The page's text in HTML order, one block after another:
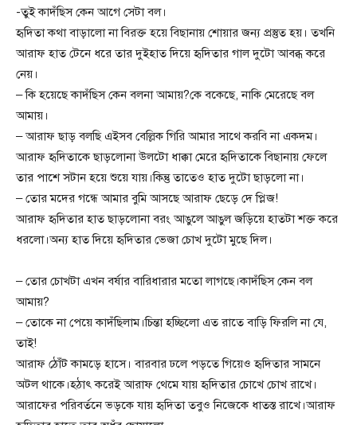
-তুই কাদঁছিস কেন আগে সেটা বল।
হৃদিতা কথা বাড়ালো না বিরক্ত হয়ে বিছানায় শোয়ার জন্য প্রস্তুত হয়। তখনি
আরাফ হাত টেনে ধরে তার দুইহাত দিয়ে হৃদিতার গাল দুটো আবব্ধ করে
নেয়।
– কি হয়েছে কাদঁছিস কেন বলনা আমায়?কে বকেছে, নাকি মেরেছে বল
আমায়।
– আরাফ ছাড় বলছি এইসব বেল্লিক গিরি আমার সাথে করবি না একদম।
আরাফ হৃদিতাকে ছাড়লোনা উলটো ধাক্কা মেরে হৃদিতাকে বিছানায় ফেলে
তার পাশে সটান হয়ে শুয়ে যায়।কিন্তু তাতেও হাত দুটো ছাড়লো না।
– তোর মদের গন্ধে আমার বুমি আসছে আরাফ ছেড়ে দে প্লিজ!
আরাফ হৃদিতার হাত ছাড়লোনা বরং আঙুলে আঙুল জড়িয়ে হাতটা শক্ত করে
ধরলো।অন্য হাত দিয়ে হৃদিতার ভেজা চোখ দুটো মুছে দিল।
– তোর চোখটা এখন বর্ষার বারিধারার মতো লাগছে।কাদঁছিস কেন বল
আমায়?
– তোকে না পেয়ে কাদঁছিলাম।চিন্তা হচ্ছিলো এত রাতে বাড়ি ফিরলি না যে,
তাই!
আরাফ ঠোঁট কামড়ে হাসে। বারবার ঢলে পড়তে গিয়েও হৃদিতার সামনে
অটল থাকে।হঠাৎ করেই আরাফ থেমে যায় হৃদিতার চোখে চোখ রাখে।
আরাফের পরিবর্তনে ভড়কে যায় হৃদিতা তবুও নিজেকে ধাতস্ত রাখে।আরাফ